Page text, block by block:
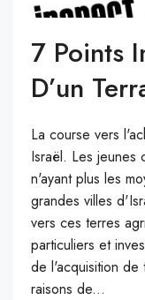
7 Points
D’un
La course vers
Israël. Les jeunes
n'ayant plus les
grandes villes
vers ces terres
particuliers et
de l'acquisition de
raisons de...